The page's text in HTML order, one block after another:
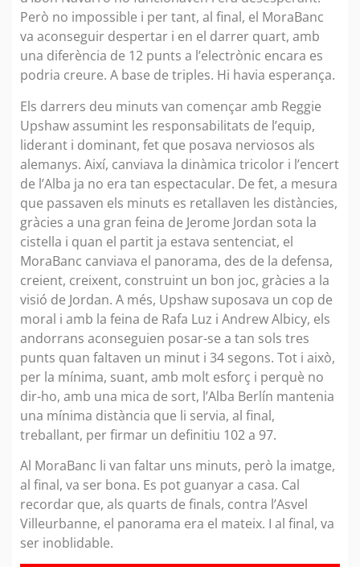
Però no impossible i per tant, al final, el MoraBanc
va aconseguir despertar i en el darrer quart, amb
una diferència de 12 punts a l’electrònic encara es
podria creure. A base de triples. Hi havia esperança.
Els darrers deu minuts van començar amb Reggie
Upshaw assumint les responsabilitats de l’equip,
liderant i dominant, fet que posava nerviosos als
alemanys. Així, canviava la dinàmica tricolor i l’encert
de l’Alba ja no era tan espectacular. De fet, a mesura
que passaven els minuts es retallaven les distàncies,
gràcies a una gran feina de Jerome Jordan sota la
cistella i quan el partit ja estava sentenciat, el
MoraBanc canviava el panorama, des de la defensa,
creient, creixent, construint un bon joc, gràcies a la
visió de Jordan. A més, Upshaw suposava un cop de
moral i amb la feina de Rafa Luz i Andrew Albicy, els
andorrans aconseguien posar-se a tan sols tres
punts quan faltaven un minut i 34 segons. Tot i això,
per la mínima, suant, amb molt esforç i perquè no
dir-ho, amb una mica de sort, l’Alba Berlín mantenia
una mínima distància que li servia, al final,
treballant, per firmar un definitiu 102 a 97.
Al MoraBanc li van faltar uns minuts, però la imatge,
al final, va ser bona. Es pot guanyar a casa. Cal
recordar que, als quarts de finals, contra l’Asvel
Villeurbanne, el panorama era el mateix. I al final, va
ser inoblidable.